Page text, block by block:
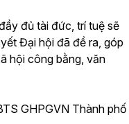
đủ tài đức, trí tuệ sẽ
Đại hội đã đề ra, góp
hội công bằng, văn
GHPGVN Thành phố